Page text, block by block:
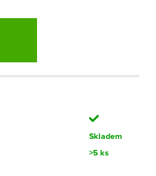
Skladem
>5 ks